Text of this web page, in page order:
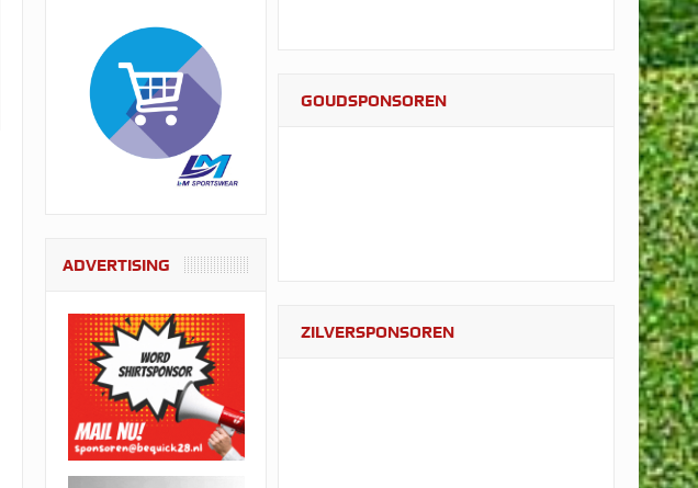
ADVERTISING
GOUDSPONSOREN
ZILVERSPONSOREN